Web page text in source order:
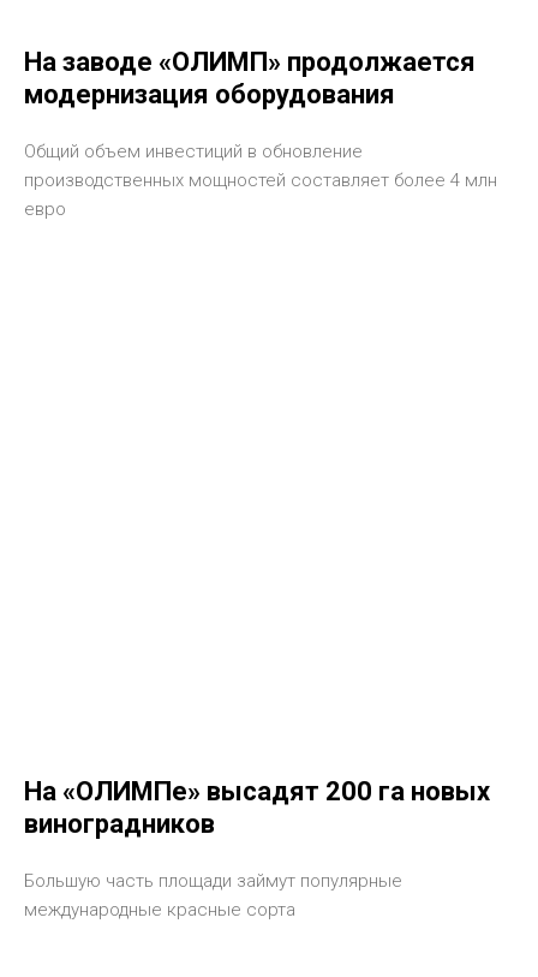
На заводе «ОЛИМП» продолжается
модернизация оборудования
Общий объем инвестиций в обновление
производственных мощностей составляет более 4 млн
евро
На «ОЛИМПе» высадят 200 га новых
виноградников
Большую часть площади займут популярные
международные красные сорта